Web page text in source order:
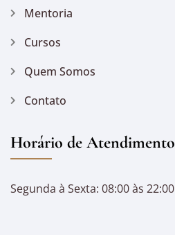
Mentoria
Cursos
Quem Somos
Contato
Horário de Atendimento
Segunda à Sexta: 08:00 às 22:00